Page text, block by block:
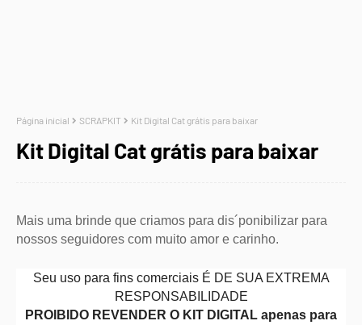
Página inicial SCRAPKIT Kit Digital Cat grátis para baixar
Kit Digital Cat grátis para baixar
Mais uma brinde que criamos para dis´ponibilizar para
nossos seguidores com muito amor e carinho.
Seu uso para fins comerciais É DE SUA EXTREMA
RESPONSABILIDADE
PROIBIDO REVENDER O KIT DIGITAL apenas para